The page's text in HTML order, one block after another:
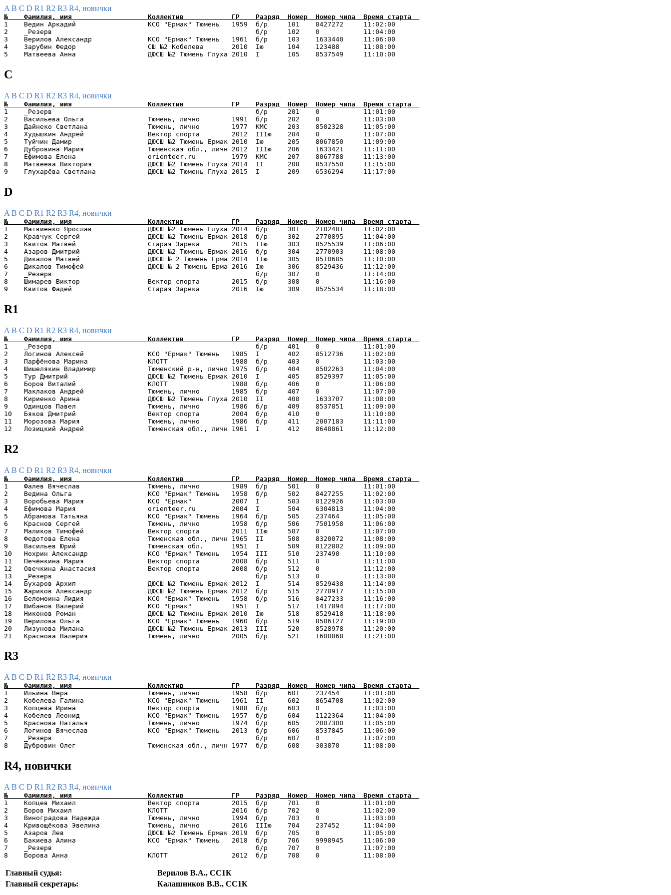
A B C D R1 R2 R3 R4, новички
1    Ведин Аркадий                  КСО "Ермак" Тюмень   1959  б/р     101    8427272     11:02:00
2    _Резерв                                                   б/р     102    0           11:04:00
3    Верилов Александр              КСО "Ермак" Тюмень   1961  б/р     103    1633440     11:06:00
4    Зарубин Федор                  СШ №2 Кобелева       2010  Iю      104    123488      11:08:00
C
A B C D R1 R2 R3 R4, новички
1    _Резерв                                                   б/р     201    0           11:01:00
2    Васильева Ольга                Тюмень, лично        1991  б/р     202    0           11:03:00
3    Дайнеко Светлана               Тюмень, лично        1977  КМС     203    8502328     11:05:00
4    Худышкин Андрей                Вектор спорта        2012  IIIю    204    0           11:07:00
5    Туйчин Дамир                   ДЮСШ №2 Тюмень Ермак 2010  Iю      205    8067850     11:09:00
6    Дубровина Мария                Тюменская обл., личн 2012  IIIю    206    1633421     11:11:00
7    Ефимова Елена                  orienteer.ru         1979  КМС     207    8067788     11:13:00
8    Матвеева Виктория              ДЮСШ №2 Тюмень Глуха 2014  II      208    8537550     11:15:00
D
A B C D R1 R2 R3 R4, новички
1    Матвиенко Ярослав              ДЮСШ №2 Тюмень Глуха 2014  б/р     301    2102481     11:02:00
2    Кравчук Сергей                 ДЮСШ №2 Тюмень Ермак 2018  б/р     302    2770895     11:04:00
3    Квитов Матвей                  Старая Зарека        2015  IIю     303    8525539     11:06:00
4    Азаров Дмитрий                 ДЮСШ №2 Тюмень Ермак 2016  б/р     304    2770903     11:08:00
5    Дикалов Матвей                 ДЮСШ № 2 Тюмень Ерма 2014  IIю     305    8510685     11:10:00
6    Дикалов Тимофей                ДЮСШ № 2 Тюмень Ерма 2016  Iю      306    8529436     11:12:00
7    _Резерв                                                   б/р     307    0           11:14:00
8    Шимарев Виктор                 Вектор спорта        2015  б/р     308    0           11:16:00
R1
A B C D R1 R2 R3 R4, новички
1    _Резерв                                                   б/р     401    0           11:01:00
2    Логинов Алексей                КСО "Ермак" Тюмень   1985  I       402    8512736     11:02:00
3    Парфёнова Марина               КЛОТТ                1988  б/р     403    0           11:03:00
4    Шишелякин Владимир             Тюменский р-н, лично 1975  б/р     404    8502263     11:04:00
5    Тур Дмитрий                    ДЮСШ №2 Тюмень Ермак 2010  I       405    8529397     11:05:00
6    Боров Виталий                  КЛОТТ                1988  б/р     406    0           11:06:00
7    Маклаков Андрей                Тюмень, лично        1985  б/р     407    0           11:07:00
8    Кириенко Арина                 ДЮСШ №2 Тюмень Глуха 2010  II      408    1633707     11:08:00
9    Одинцов Павел                  Тюмень, лично        1986  б/р     409    8537851     11:09:00
10   Бяков Дмитрий                  Вектор спорта        2004  б/р     410    0           11:10:00
11   Морозова Мария                 Тюмень, лично        1986  б/р     411    2007183     11:11:00
R2
A B C D R1 R2 R3 R4, новички
1    Фалев Вячеслав                 Тюмень, лично        1989  б/р     501    0           11:01:00
2    Ведина Ольга                   КСО "Ермак" Тюмень   1958  б/р     502    8427255     11:02:00
3    Воробьева Мария                КСО "Ермак"          2007  I       503    8122926     11:03:00
4    Ефимова Мария                  orienteer.ru         2004  I       504    6304813     11:04:00
5    Абрамова Татьяна               КСО "Ермак" Тюмень   1964  б/р     505    237464      11:05:00
6    Краснов Сергей                 Тюмень, лично        1958  б/р     506    7501958     11:06:00
7    Маликов Тимофей                Вектор спорта        2011  IIю     507    0           11:07:00
8    Федотова Елена                 Тюменская обл., личн 1965  II      508    8320072     11:08:00
9    Васильев Юрий                  Тюменская обл.       1951  I       509    8122802     11:09:00
10   Нохрин Александр               КСО "Ермак" Тюмень   1954  III     510    237490      11:10:00
11   Печёнкина Мария                Вектор спорта        2008  б/р     511    0           11:11:00
12   Овечкина Анастасия             Вектор спорта        2008  б/р     512    0           11:12:00
13   _Резерв                                                   б/р     513    0           11:13:00
14   Бухаров Архип                  ДЮСШ №2 Тюмень Ермак 2012  I       514    8529438     11:14:00
15   Жариков Александр              ДЮСШ №2 Тюмень Ермак 2012  б/р     515    2770917     11:15:00
16   Беломоина Лидия                КСО "Ермак" Тюмень   1958  б/р     516    8427233     11:16:00
17   Шибанов Валерий                КСО "Ермак"          1951  I       517    1417894     11:17:00
18   Никонов Роман                  ДЮСШ №2 Тюмень Ермак 2010  Iю      518    8529418     11:18:00
19   Верилова Ольга                 КСО "Ермак" Тюмень   1960  б/р     519    8506127     11:19:00
20   Лизунова Милана                ДЮСШ №2 Тюмень Ермак 2013  III     520    8528978     11:20:00
R3
A B C D R1 R2 R3 R4, новички
1    Ильина Вера                    Тюмень, лично        1958  б/р     601    237454      11:01:00
2    Кобелева Галина                КСО "Ермак" Тюмень   1961  II      602    8654708     11:02:00
3    Копцева Ирина                  Вектор спорта        1988  б/р     603    0           11:03:00
4    Кобелев Леонид                 КСО "Ермак" Тюмень   1957  б/р     604    1122364     11:04:00
5    Краснова Наталья               Тюмень, лично        1974  б/р     605    2007300     11:05:00
6    Логинов Вячеслав               КСО "Ермак" Тюмень   2013  б/р     606    8537845     11:06:00
7    _Резерв                                                   б/р     607    0           11:07:00
R4, новички
A B C D R1 R2 R3 R4, новички
1    Копцев Михаил                  Вектор спорта        2015  б/р     701    0           11:01:00
2    Боров Михаил                   КЛОТТ                2016  б/р     702    0           11:02:00
3    Виноградова Надежда            Тюмень, лично        1994  б/р     703    0           11:03:00
4    Кривощёкова Эвелина            Тюмень, лично        2016  IIIю    704    237452      11:04:00
5    Азаров Лев                     ДЮСШ №2 Тюмень Ермак 2019  б/р     705    0           11:05:00
6    Бакиева Алина                  КСО "Ермак" Тюмень   2018  б/р     706    9998945     11:06:00
7    _Резерв                                                   б/р     707    0           11:07:00
Главный судья:
Верилов В.А., СС1К
Главный секретарь:
Калашников В.В., СС1К